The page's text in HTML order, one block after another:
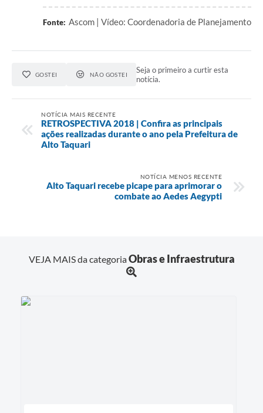
Fonte: Ascom | Vídeo: Coordenadoria de Planejamento
GOSTEI NÃO GOSTEI
Seja o primeiro a curtir esta
notícia.
NOTÍCIA MAIS RECENTE
RETROSPECTIVA 2018 | Confira as principais
ações realizadas durante o ano pela Prefeitura de
Alto Taquari
NOTÍCIA MENOS RECENTE
Alto Taquari recebe picape para aprimorar o
combate ao Aedes Aegypti
VEJA MAIS da categoriaObras e Infraestrutura